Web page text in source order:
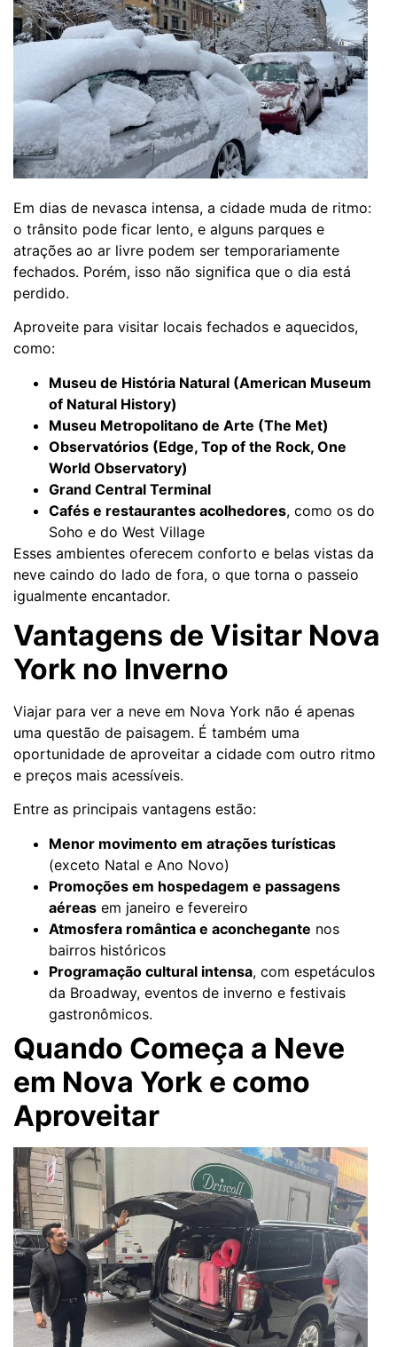
Em dias de nevasca intensa, a cidade muda de ritmo:
o trânsito pode ficar lento, e alguns parques e
atrações ao ar livre podem ser temporariamente
fechados. Porém, isso não significa que o dia está
perdido.
Aproveite para visitar locais fechados e aquecidos,
como:
Museu de História Natural (American Museum
of Natural History)
Museu Metropolitano de Arte (The Met)
Observatórios (Edge, Top of the Rock, One
World Observatory)
Grand Central Terminal
Cafés e restaurantes acolhedores, como os do
Soho e do West Village
Esses ambientes oferecem conforto e belas vistas da
neve caindo do lado de fora, o que torna o passeio
igualmente encantador.
Vantagens de Visitar Nova
York no Inverno
Viajar para ver a neve em Nova York não é apenas
uma questão de paisagem. É também uma
oportunidade de aproveitar a cidade com outro ritmo
e preços mais acessíveis.
Entre as principais vantagens estão:
Menor movimento em atrações turísticas
(exceto Natal e Ano Novo)
Promoções em hospedagem e passagens
aéreas em janeiro e fevereiro
Atmosfera romântica e aconchegante nos
bairros históricos
Programação cultural intensa, com espetáculos
da Broadway, eventos de inverno e festivais
gastronômicos.
Quando Começa a Neve
em Nova York e como
Aproveitar